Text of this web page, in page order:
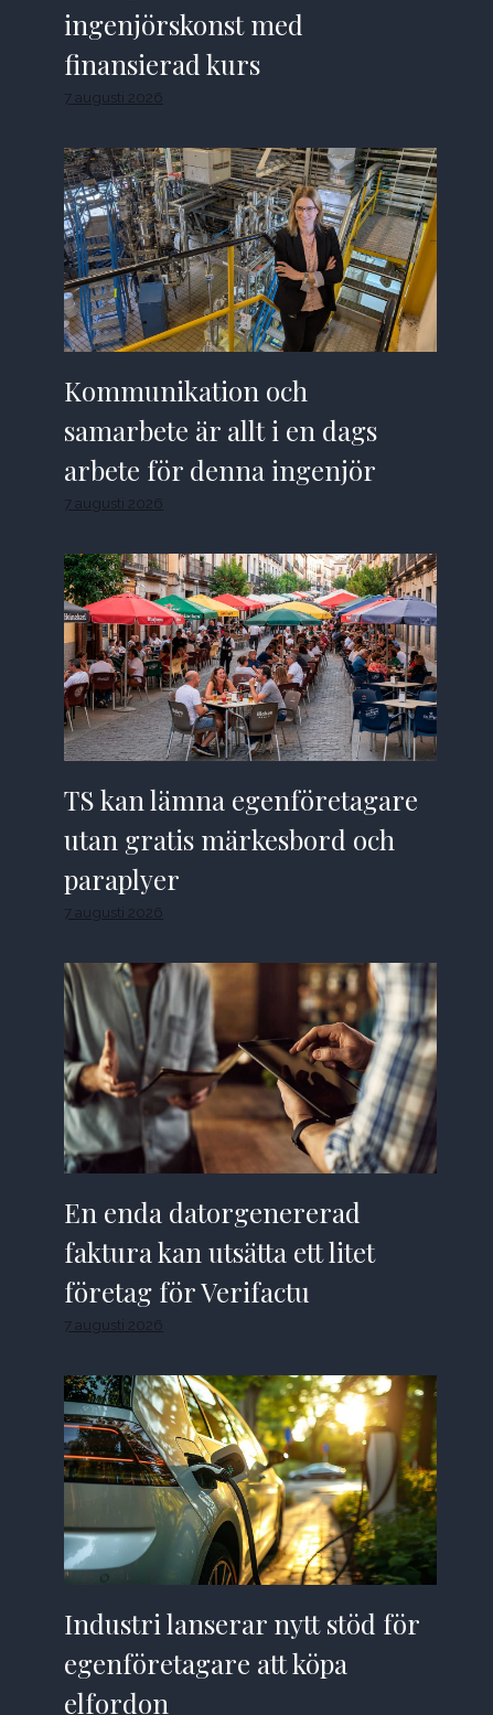
ingenjörskonst med
finansierad kurs
7 augusti 2026
Kommunikation och
samarbete är allt i en dags
arbete för denna ingenjör
7 augusti 2026
TS kan lämna egenföretagare
utan gratis märkesbord och
paraplyer
7 augusti 2026
En enda datorgenererad
faktura kan utsätta ett litet
företag för Verifactu
7 augusti 2026
Industri lanserar nytt stöd för
egenföretagare att köpa
elfordon